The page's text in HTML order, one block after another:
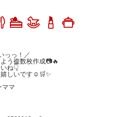
っっ！／
う複数枚作成📷🔥
ね👇
しいです☺️🛒✨
ママ